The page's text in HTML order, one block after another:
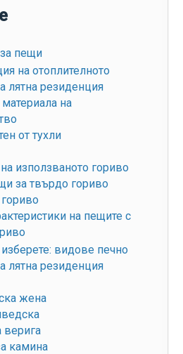
пещи
на отоплителното
лятна резиденция
на
от тухли
използваното гориво
за твърдо гориво
гориво
на пещите с
видове печно
лятна резиденция
жена
верига
камина